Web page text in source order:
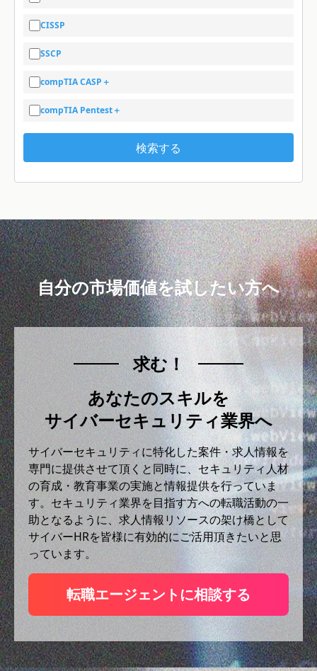
CISSP
SSCP
compTIA CASP＋
compTIA Pentest＋
検索する
自分の市場価値を試したい方へ
求む！
あなたのスキルを
サイバーセキュリティ業界へ
サイバーセキュリティに特化した案件・求人情報を
専門に提供させて頂くと同時に、セキュリティ人材
の育成・教育事業の実施と情報提供を行っていま
す。セキュリティ業界を目指す方への転職活動の一
助となるように、求人情報リソースの架け橋として
サイバーHRを皆様に有効的にご活用頂きたいと思
っています。
転職エージェントに相談する